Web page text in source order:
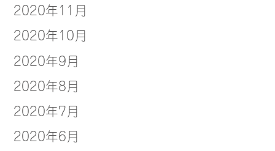
2020年11月
2020年10月
2020年9月
2020年8月
2020年7月
2020年6月